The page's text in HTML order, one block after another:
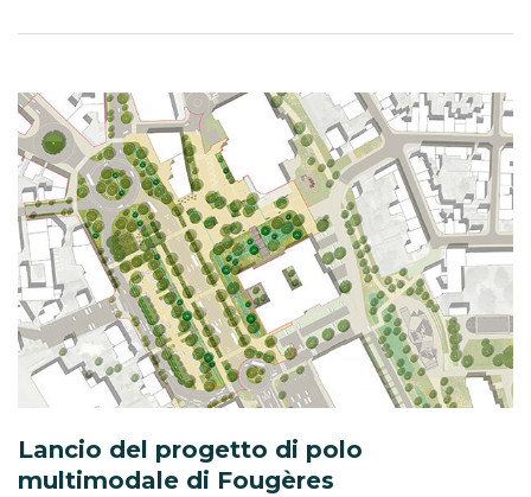
Lancio del progetto di polo
multimodale di Fougères